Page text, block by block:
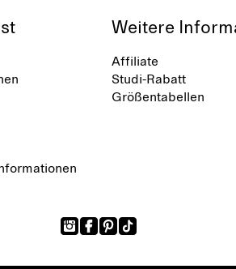
Weitere
Affiliate
Studi-Rabatt
Größentabellen